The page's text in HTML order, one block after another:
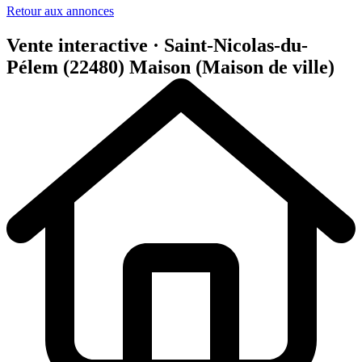
Retour aux annonces
Vente interactive · Saint-Nicolas-du-
Pélem (22480) Maison (Maison de ville)